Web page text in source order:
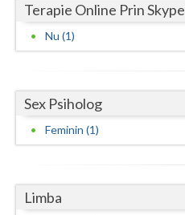
Prahova
Satu-Mare
Teleorman
Terapie Online Prin Skype
Nu (1)
Sex Psiholog
Feminin (1)
Limba